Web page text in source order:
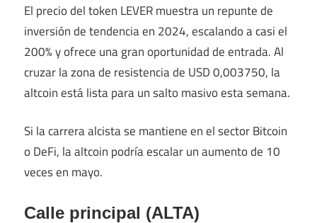
El precio del token LEVER muestra un repunte de
inversión de tendencia en 2024, escalando a casi el
200% y ofrece una gran oportunidad de entrada. Al
cruzar la zona de resistencia de USD 0,003750, la
altcoin está lista para un salto masivo esta semana.
Si la carrera alcista se mantiene en el sector Bitcoin
o DeFi, la altcoin podría escalar un aumento de 10
veces en mayo.
Calle principal (ALTA)